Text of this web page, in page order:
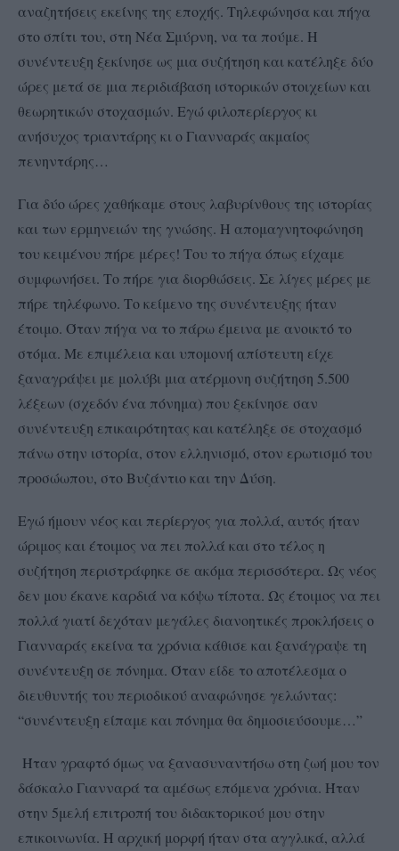
αναζητήσεις εκείνης της εποχής. Τηλεφώνησα και πήγα
στο σπίτι του, στη Νέα Σμύρνη, να τα πούμε. Η
συνέντευξη ξεκίνησε ως μια συζήτηση και κατέληξε δύο
ώρες μετά σε μια περιδιάβαση ιστορικών στοιχείων και
θεωρητικών στοχασμών. Εγώ φιλοπερίεργος κι
ανήσυχος τριαντάρης κι ο Γιανναράς ακμαίος
πενηντάρης…
Για δύο ώρες χαθήκαμε στους λαβυρίνθους της ιστορίας
και των ερμηνειών της γνώσης. Η απομαγνητοφώνηση
του κειμένου πήρε μέρες! Του το πήγα όπως είχαμε
συμφωνήσει. Το πήρε για διορθώσεις. Σε λίγες μέρες με
πήρε τηλέφωνο. Το κείμενο της συνέντευξης ήταν
έτοιμο. Όταν πήγα να το πάρω έμεινα με ανοικτό το
στόμα. Με επιμέλεια και υπομονή απίστευτη είχε
ξαναγράψει με μολύβι μια ατέρμονη συζήτηση 5.500
λέξεων (σχεδόν ένα πόνημα) που ξεκίνησε σαν
συνέντευξη επικαιρότητας και κατέληξε σε στοχασμό
πάνω στην ιστορία, στον ελληνισμό, στον ερωτισμό του
προσώωπου, στο Βυζάντιο και την Δύση.
Εγώ ήμουν νέος και περίεργος για πολλά, αυτός ήταν
ώριμος και έτοιμος να πει πολλά και στο τέλος η
συζήτηση περιστράφηκε σε ακόμα περισσότερα. Ως νέος
δεν μου έκανε καρδιά να κόψω τίποτα. Ως έτοιμος να πει
πολλά γιατί δεχόταν μεγάλες διανοητικές προκλήσεις ο
Γιανναράς εκείνα τα χρόνια κάθισε και ξανάγραψε τη
συνέντευξη σε πόνημα. Όταν είδε το αποτέλεσμα ο
διευθυντής του περιοδικού αναφώνησε γελώντας:
“συνέντευξη είπαμε και πόνημα θα δημοσιεύσουμε…”
Ήταν γραφτό όμως να ξανασυναντήσω στη ζωή μου τον
δάσκαλο Γιανναρά τα αμέσως επόμενα χρόνια. Ήταν
στην 5μελή επιτροπή του διδακτορικού μου στην
επικοινωνία. Η αρχική μορφή ήταν στα αγγλικά, αλλά